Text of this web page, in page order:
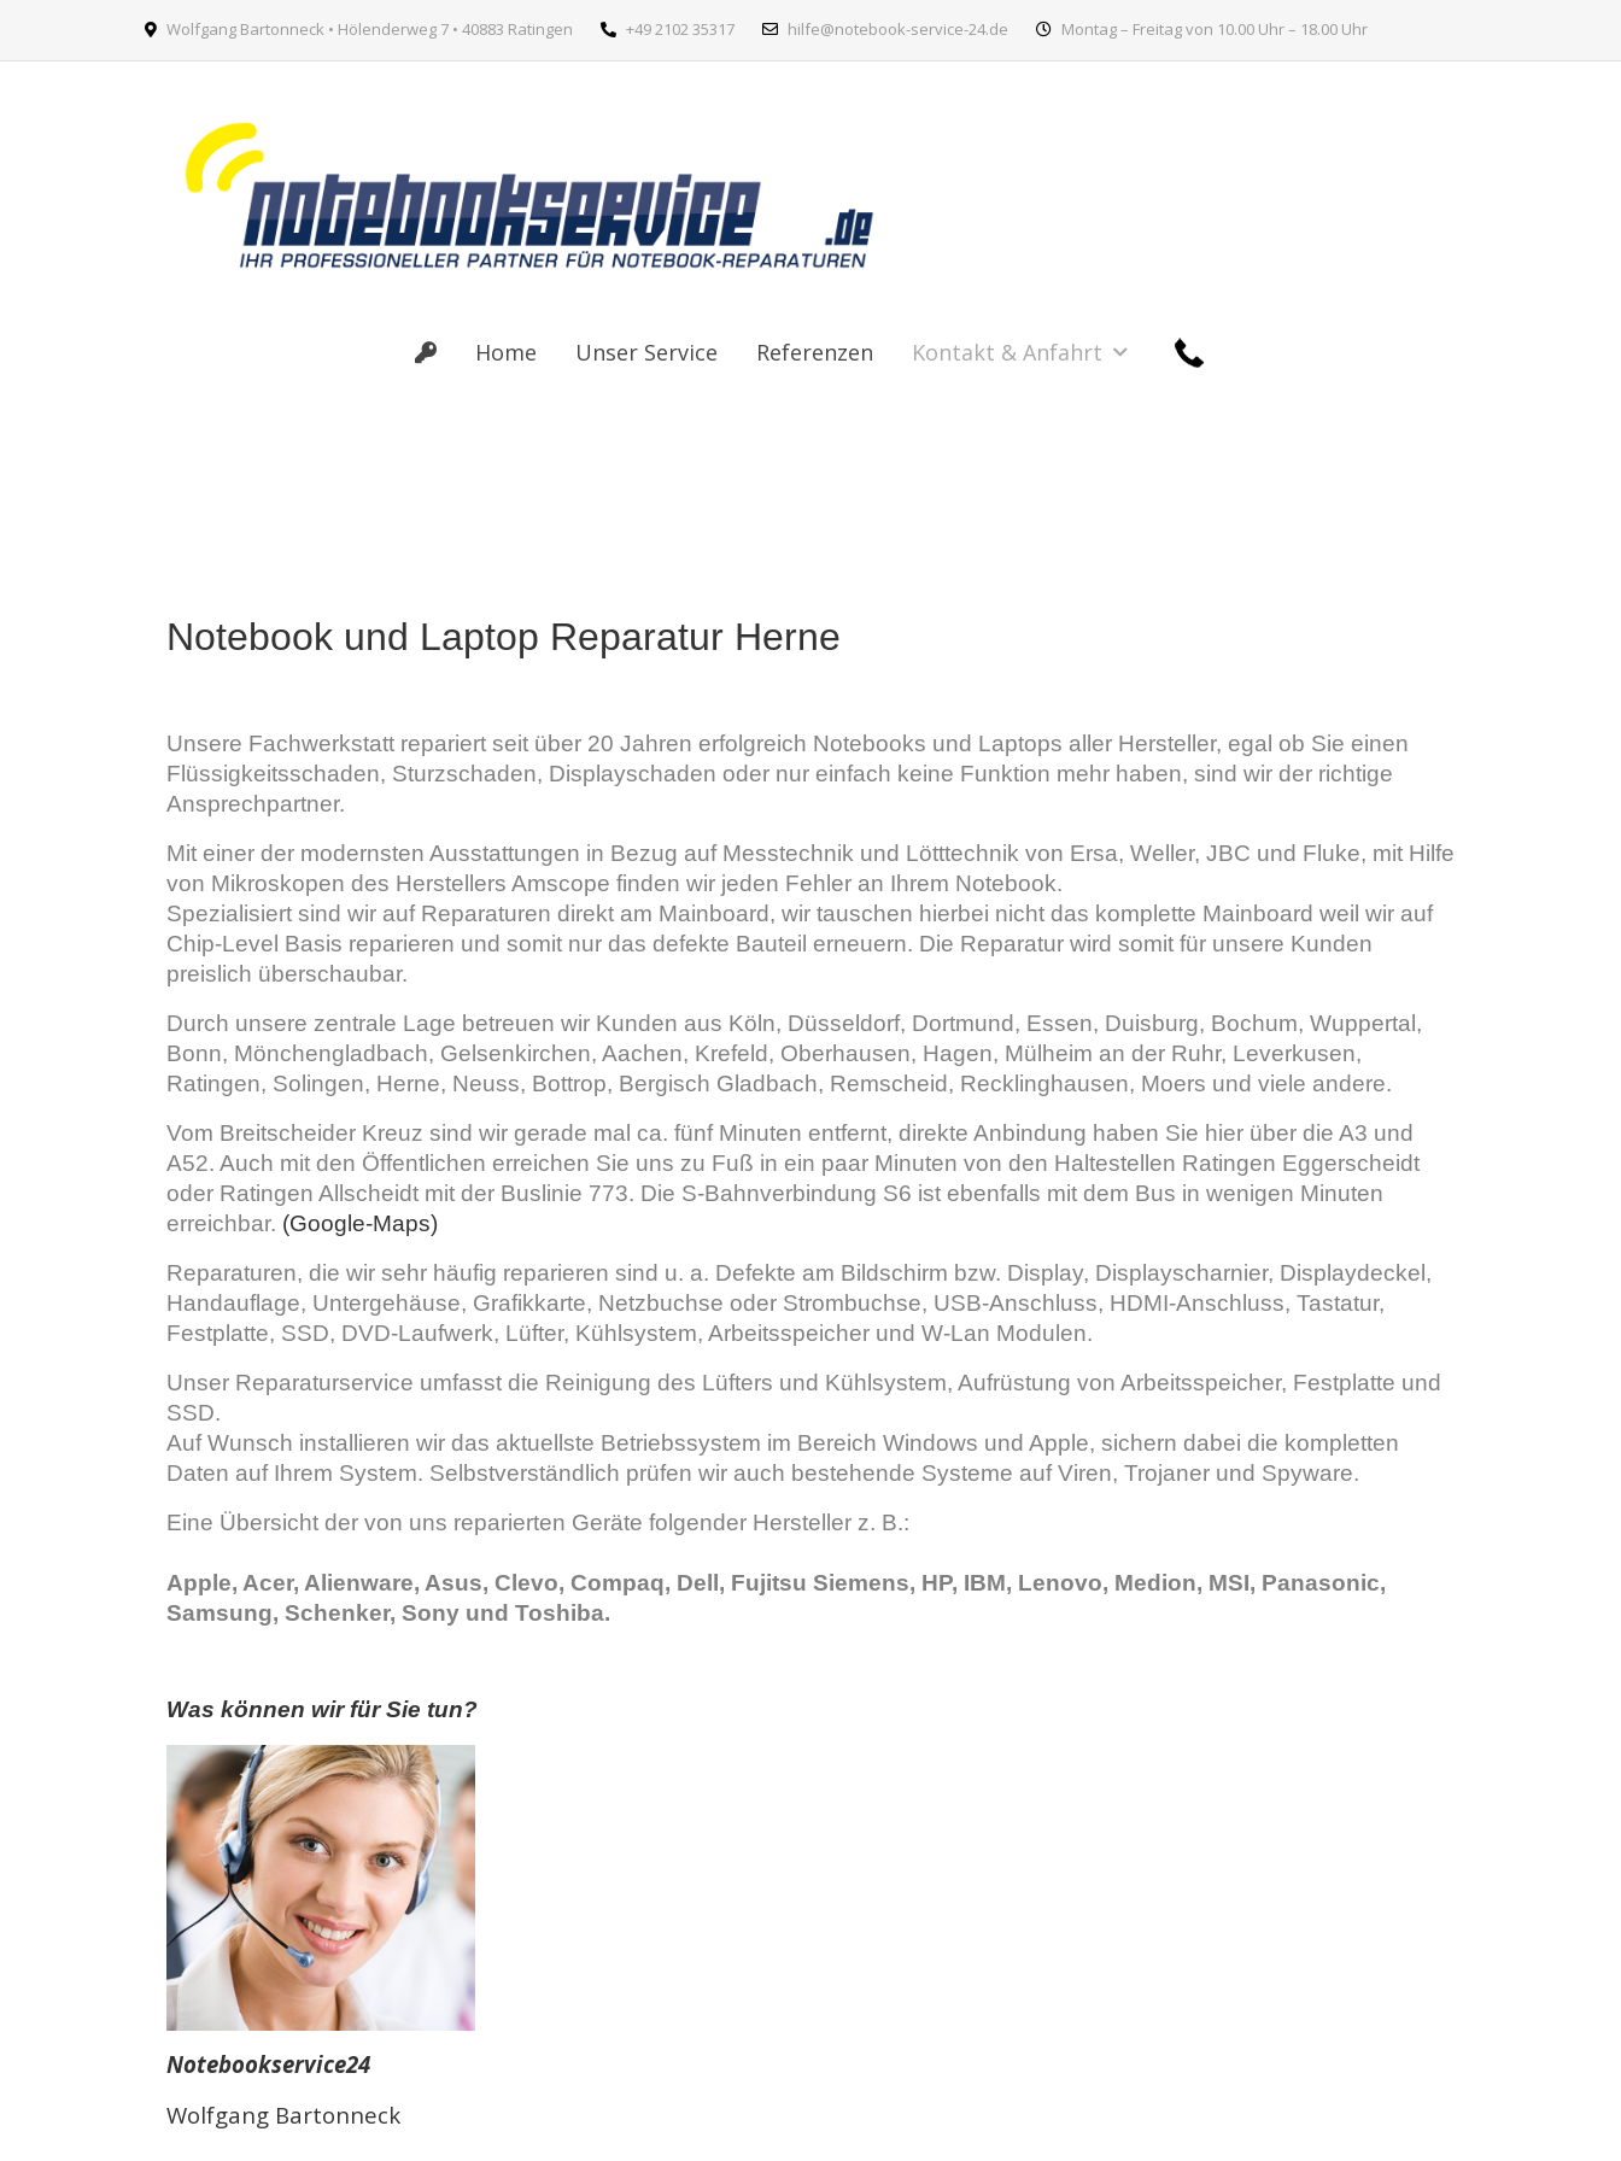
Wolfgang Bartonneck • Hölenderweg 7 • 40883 Ratingen +49 2102 35317 hilfe@notebook-service-24.de Montag – Freitag von 10.00 Uhr – 18.00 Uhr
Home Unser Service Referenzen Kontakt & Anfahrt
Notebook und Laptop Reparatur Herne
Unsere Fachwerkstatt repariert seit über 20 Jahren erfolgreich Notebooks und Laptops aller Hersteller, egal ob Sie einen
Flüssigkeitsschaden, Sturzschaden, Displayschaden oder nur einfach keine Funktion mehr haben, sind wir der richtige
Ansprechpartner.
Mit einer der modernsten Ausstattungen in Bezug auf Messtechnik und Lötttechnik von Ersa, Weller, JBC und Fluke, mit Hilfe
von Mikroskopen des Herstellers Amscope finden wir jeden Fehler an Ihrem Notebook.
Spezialisiert sind wir auf Reparaturen direkt am Mainboard, wir tauschen hierbei nicht das komplette Mainboard weil wir auf
Chip-Level Basis reparieren und somit nur das defekte Bauteil erneuern. Die Reparatur wird somit für unsere Kunden
preislich überschaubar.
Durch unsere zentrale Lage betreuen wir Kunden aus Köln, Düsseldorf, Dortmund, Essen, Duisburg, Bochum, Wuppertal,
Bonn, Mönchengladbach, Gelsenkirchen, Aachen, Krefeld, Oberhausen, Hagen, Mülheim an der Ruhr, Leverkusen,
Ratingen, Solingen, Herne, Neuss, Bottrop, Bergisch Gladbach, Remscheid, Recklinghausen, Moers und viele andere.
Vom Breitscheider Kreuz sind wir gerade mal ca. fünf Minuten entfernt, direkte Anbindung haben Sie hier über die A3 und
A52. Auch mit den Öffentlichen erreichen Sie uns zu Fuß in ein paar Minuten von den Haltestellen Ratingen Eggerscheidt
oder Ratingen Allscheidt mit der Buslinie 773. Die S-Bahnverbindung S6 ist ebenfalls mit dem Bus in wenigen Minuten
erreichbar. (Google-Maps)
Reparaturen, die wir sehr häufig reparieren sind u. a. Defekte am Bildschirm bzw. Display, Displayscharnier, Displaydeckel,
Handauflage, Untergehäuse, Grafikkarte, Netzbuchse oder Strombuchse, USB-Anschluss, HDMI-Anschluss, Tastatur,
Festplatte, SSD, DVD-Laufwerk, Lüfter, Kühlsystem, Arbeitsspeicher und W-Lan Modulen.
Unser Reparaturservice umfasst die Reinigung des Lüfters und Kühlsystem, Aufrüstung von Arbeitsspeicher, Festplatte und
SSD.
Auf Wunsch installieren wir das aktuellste Betriebssystem im Bereich Windows und Apple, sichern dabei die kompletten
Daten auf Ihrem System. Selbstverständlich prüfen wir auch bestehende Systeme auf Viren, Trojaner und Spyware.
Eine Übersicht der von uns reparierten Geräte folgender Hersteller z. B.:
Apple, Acer, Alienware, Asus, Clevo, Compaq, Dell, Fujitsu Siemens, HP, IBM, Lenovo, Medion, MSI, Panasonic,
Samsung, Schenker, Sony und Toshiba.
Was können wir für Sie tun?
Notebookservice24
Wolfgang Bartonneck